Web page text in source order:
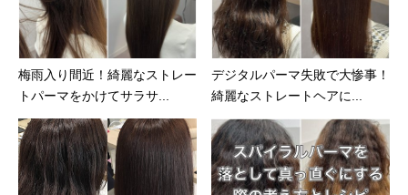
梅雨入り間近！綺麗なストレー
トパーマをかけてサラサ...
デジタルパーマ失敗で大惨事！
綺麗なストレートヘアに...